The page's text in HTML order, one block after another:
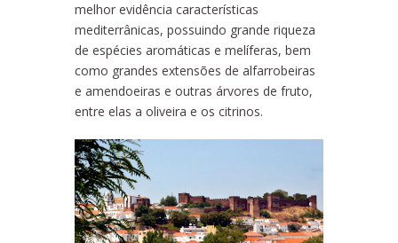
melhor evidência características
mediterrânicas, possuindo grande riqueza
de espécies aromáticas e melíferas, bem
como grandes extensões de alfarrobeiras
e amendoeiras e outras árvores de fruto,
entre elas a oliveira e os citrinos.